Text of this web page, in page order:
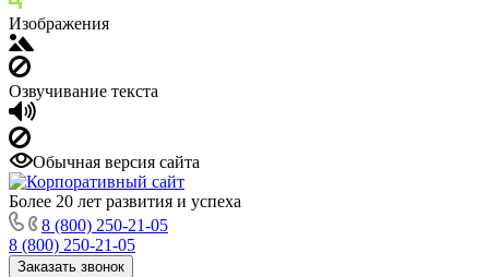
Изображения
Озвучивание текста
Обычная версия сайта
Более 20 лет развития и успеха
8 (800) 250-21-05
8 (800) 250-21-05
Заказать звонок